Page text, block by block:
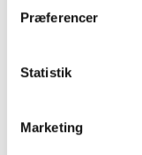
Præferencer
Statistik
Marketing
Type: